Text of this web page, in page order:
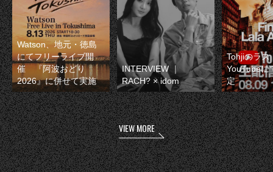
Watson、地元・徳島
にてフリーライブ開
催 『阿波おどり
2026』に併せて実施
INTERVIEW ｜
RACH? × idom
Tohjiのラス
YouTubeに
定
VIEW MORE